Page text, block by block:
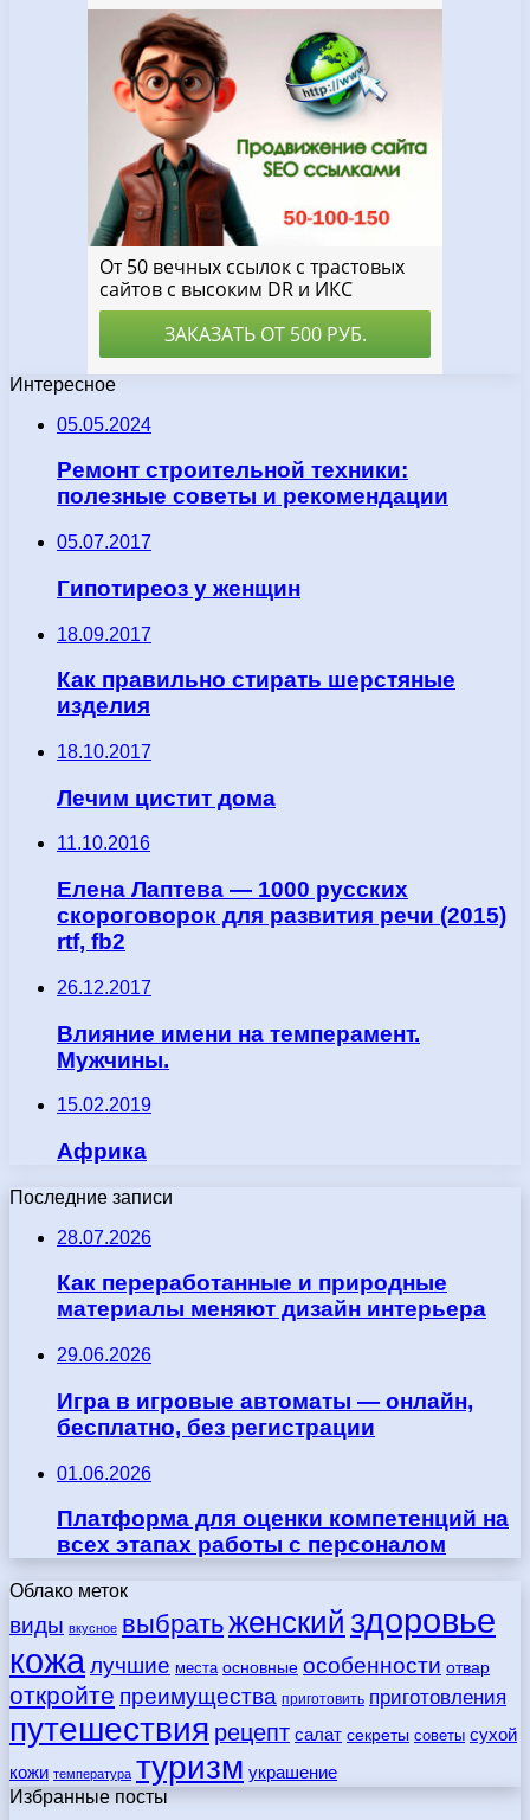
Интересное
05.05.2024
Ремонт строительной техники:
полезные советы и рекомендации
05.07.2017
Гипотиреоз у женщин
18.09.2017
Как правильно стирать шерстяные
изделия
18.10.2017
Лечим цистит дома
11.10.2016
Елена Лаптева — 1000 русских
скороговорок для развития речи (2015)
rtf, fb2
26.12.2017
Влияние имени на темперамент.
Мужчины.
15.02.2019
Африка
Последние записи
28.07.2026
Как переработанные и природные
материалы меняют дизайн интерьера
29.06.2026
Игра в игровые автоматы — онлайн,
бесплатно, без регистрации
01.06.2026
Платформа для оценки компетенций на
всех этапах работы с персоналом
Облако меток
виды вкусное выбратьженский здоровье
кожалучшие места основные особенности отвар
откройте преимущества приготовить приготовления
путешествия рецепт салат секреты советы сухой
кожи температура туризм украшение
Избранные посты